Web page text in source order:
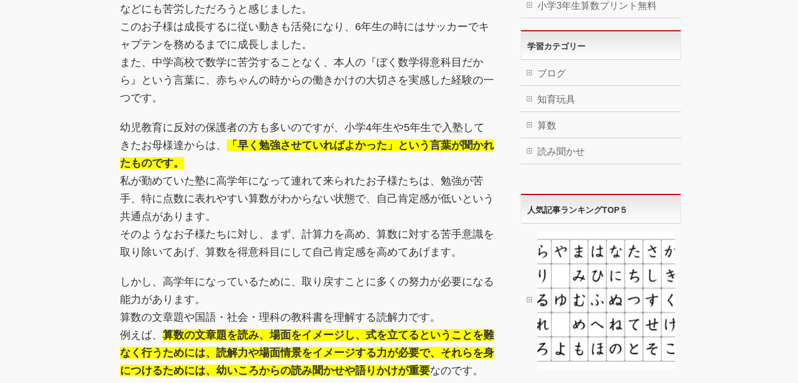
などにも苦労しただろうと感じました。
このお子様は成長するに従い動きも活発になり、6年生の時にはサッカーでキ
ャプテンを務めるまでに成長しました。
また、中学高校で数学に苦労することなく、本人の『ぼく数学得意科目だか
ら』という言葉に、赤ちゃんの時からの働きかけの大切さを実感した経験の一
つです。
幼児教育に反対の保護者の方も多いのですが、小学4年生や5年生で入塾して
きたお母様達からは、
「早く勉強させていればよかった」という言葉が聞かれ
たものです。
私が勤めていた塾に高学年になって連れて来られたお子様たちは、勉強が苦
手、特に点数に表れやすい算数がわからない状態で、自己肯定感が低いという
共通点があります。
そのようなお子様たちに対し、まず、計算力を高め、算数に対する苦手意識を
取り除いてあげ、算数を得意科目にして自己肯定感を高めてあげます。
しかし、高学年になっているために、取り戻すことに多くの努力が必要になる
能力があります。
算数の文章題や国語・社会・理科の教科書を理解する読解力です。
例えば、 算数の文章題を読み、場面をイメージし、式を立てるということを難
なく行うためには、読解力や場面情景をイメージする力が必要で、それらを身
につけるためには、幼いころからの読み聞かせや語りかけが重要なのです。
小学3年生算数プリント無料
学習カテゴリー
ブログ
知育玩具
算数
読み聞かせ
人気記事ランキングTOP５